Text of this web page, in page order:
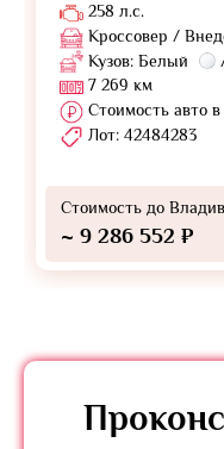
258 л.с.
Кроссовер /
Кузов: Белый
7 269 км
Стоимость авто
Лот: 42484283
Стоимость до
~ 9 286 552 ₽